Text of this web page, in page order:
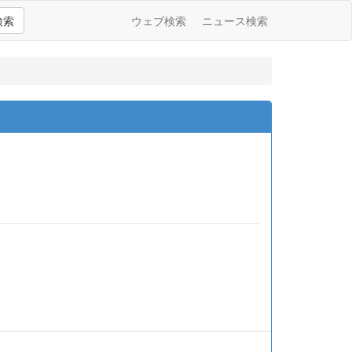
索 ウェブ検索 ニュース検索